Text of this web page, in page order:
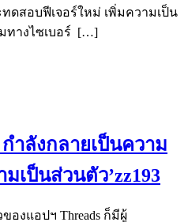
ดสอบฟีเจอร์ใหม่ เพิ่มความเป็น
ทางไซเบอร์ […]
ำลังกลายเป็นความ
เป็นส่วนตัว’zz193
องแอปฯ Threads ก็มีผู้